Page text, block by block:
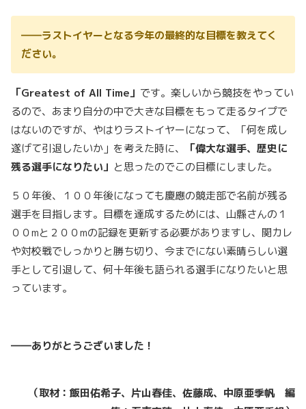
――ラストイヤーとなる今年の最終的な目標を教えてく
ださい。
「Greatest of All Time」 です。楽しいから競技をやってい
るので、あまり自分の中で大きな目標をもって走るタイプで
はないのですが、やはりラストイヤーになって、「何を成し
遂げて引退したいか」を考えた時に、
「偉大な選手、歴史に
残る選手になりたい」 と思ったのでこの目標にしました。
５０年後、１００年後になっても慶應の競走部で名前が残る
選手を目指します。目標を達成するためには、山縣さんの１
００mと２００mの記録を更新する必要がありますし、関カレ
や対校戦でしっかりと勝ち切り、今までにない素晴らしい選
手として引退して、何十年後も語られる選手になりたいと思
っています。
――ありがとうございました！
（取材：飯田佑希子、片山春佳、佐藤成、中原亜季帆 編